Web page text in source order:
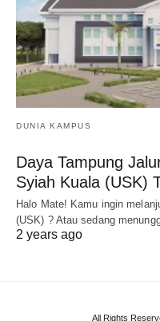
DUNIA KAMPUS
Daya Tampung
Syiah Kuala (USK)
Halo Mate! Kamu ingin
(USK) ? Atau sedang
2 years ago
All Rights